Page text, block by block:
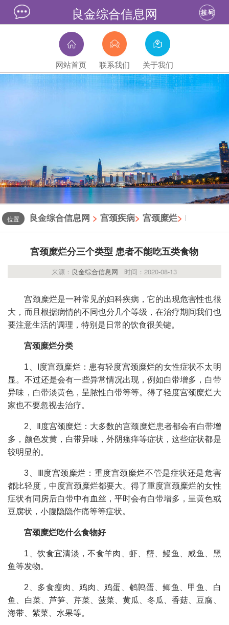
良金综合信息网
网站首页 联系我们 关于我们
位置 良金综合信息网 >宫颈疾病>宫颈糜烂> |
宫颈糜烂分三个类型 患者不能吃五类食物
来源： 良金综合信息网 时间：2020-08-13
宫颈糜烂是一种常见的妇科疾病，它的出现危害性也很
大，而且根据病情的不同也分几个等级，在治疗期间我们也
要注意生活的调理，特别是日常的饮食很关键。
宫颈糜烂分类
1、I度宫颈糜烂：患有轻度宫颈糜烂的女性症状不太明
显。不过还是会有一些异常情况出现，例如白带增多，白带
异味，白带淡黄色，呈脓性白带等等。得了轻度宫颈糜烂大
家也不要忽视去治疗。
2、Ⅱ度宫颈糜烂：大多数的宫颈糜烂患者都会有白带增
多，颜色发黄，白带异味，外阴瘙痒等症状，这些症状都是
较明显的。
3、Ⅲ度宫颈糜烂：重度宫颈糜烂不管是症状还是危害
都比轻度，中度宫颈糜烂都要大。得了重度宫颈糜烂的女性
症状有同房后白带中有血丝，平时会有白带增多，呈黄色或
豆腐状，小腹隐隐作痛等等症状。
宫颈糜烂吃什么食物好
1、饮食宜清淡，不食羊肉、虾、蟹、鳗鱼、咸鱼、黑
鱼等发物。
2、多食瘦肉、鸡肉、鸡蛋、鹌鹑蛋、鲫鱼、甲鱼、白
鱼、白菜、芦笋、芹菜、菠菜、黄瓜、冬瓜、香菇、豆腐、
海带、紫菜、水果等。